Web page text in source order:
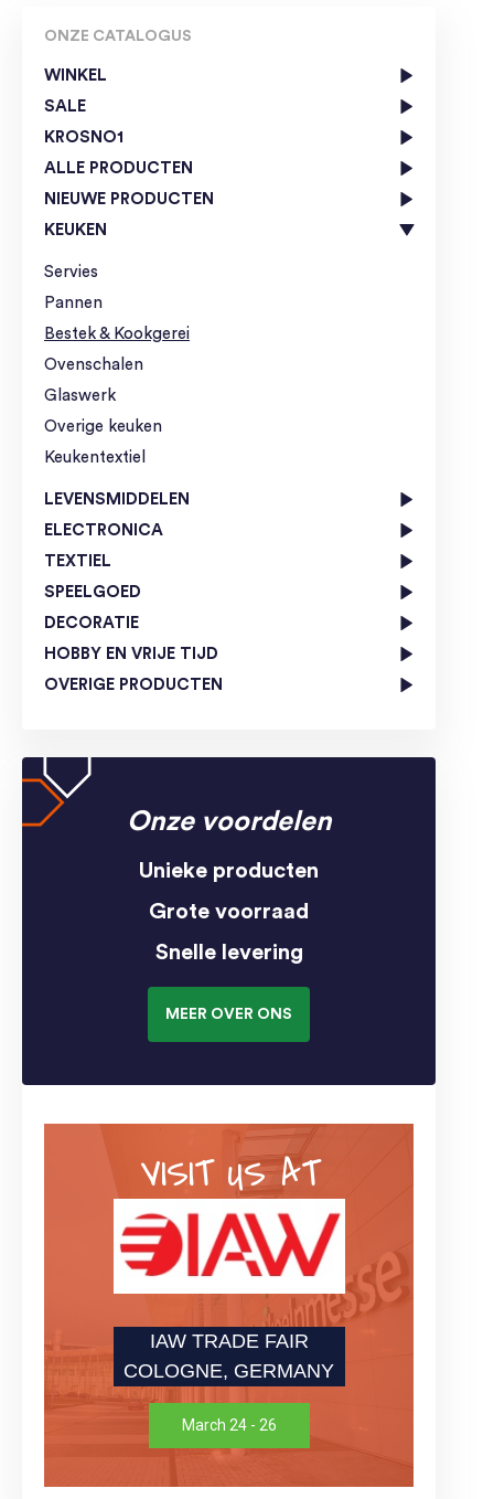
ONZE CATALOGUS
WINKEL
SALE
KROSNO1
ALLE PRODUCTEN
NIEUWE PRODUCTEN
KEUKEN
Servies
Pannen
Bestek & Kookgerei
Ovenschalen
Glaswerk
Overige keuken
Keukentextiel
LEVENSMIDDELEN
ELECTRONICA
TEXTIEL
SPEELGOED
DECORATIE
HOBBY EN VRIJE TIJD
OVERIGE PRODUCTEN
Onze voordelen
Unieke producten
Grote voorraad
Snelle levering
MEER OVER ONS
VISIT US AT
IAW TRADE FAIR
COLOGNE, GERMANY
March 24 - 26